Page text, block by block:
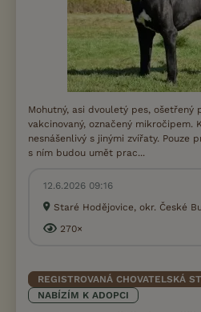
Mohutný, asi dvouletý pes, ošetřený
vakcinovaný, označený mikročipem.
nesnášenlivý s jinými zvířaty. Pouze
s ním budou umět prac...
12.6.2026 09:16
Staré Hodějovice, okr. České
270×
REGISTROVANÁ CHOVATELSKÁ
NABÍZÍM K ADOPCI